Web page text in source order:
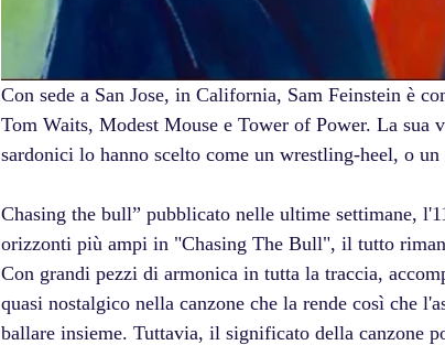
Con sede a San Jose, in California, Sam Feinstein è
Tom Waits, Modest Mouse e Tower of Power. La sua
sardonici lo hanno scelto come un wrestling-heel, o
Chasing the bull” pubblicato nelle ultime settimane,
orizzonti più ampi in "Chasing The Bull", il tutto
Con grandi pezzi di armonica in tutta la traccia,
quasi nostalgico nella canzone che la rende così che
ballare insieme. Tuttavia, il significato della canzone